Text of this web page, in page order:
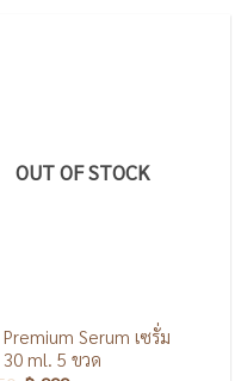
OUT OF STOCK
Premium Serum เซรั่ม
ml. 5 ขวด